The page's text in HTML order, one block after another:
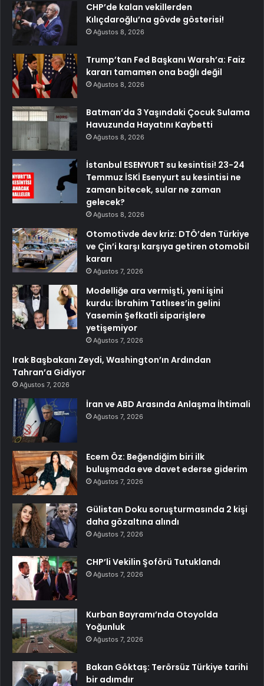
CHP’de kalan vekillerden
Kılıçdaroğlu’na gövde gösterisi!
Ağustos 8, 2026
Trump’tan Fed Başkanı Warsh’a: Faiz
kararı tamamen ona bağlı değil
Ağustos 8, 2026
Batman’da 3 Yaşındaki Çocuk Sulama
Havuzunda Hayatını Kaybetti
Ağustos 8, 2026
İstanbul ESENYURT su kesintisi! 23-24
Temmuz İSKİ Esenyurt su kesintisi ne
zaman bitecek, sular ne zaman
gelecek?
Ağustos 8, 2026
Otomotivde dev kriz: DTÖ’den Türkiye
ve Çin’i karşı karşıya getiren otomobil
kararı
Ağustos 7, 2026
Modelliğe ara vermişti, yeni işini
kurdu: İbrahim Tatlıses’in gelini
Yasemin Şefkatli siparişlere
yetişemiyor
Ağustos 7, 2026
Irak Başbakanı Zeydi, Washington’ın Ardından
Tahran’a Gidiyor
Ağustos 7, 2026
İran ve ABD Arasında Anlaşma İhtimali
Ağustos 7, 2026
Ecem Öz: Beğendiğim biri ilk
buluşmada eve davet ederse giderim
Ağustos 7, 2026
Gülistan Doku soruşturmasında 2 kişi
daha gözaltına alındı
Ağustos 7, 2026
CHP’li Vekilin Şoförü Tutuklandı
Ağustos 7, 2026
Kurban Bayramı’nda Otoyolda
Yoğunluk
Ağustos 7, 2026
Bakan Göktaş: Terörsüz Türkiye tarihi
bir adımdır